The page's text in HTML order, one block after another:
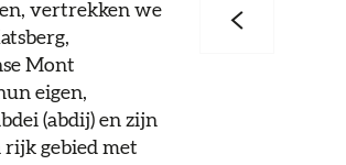
vertrekken we
Mont
eigen,
(abdij) en zijn
rijk gebied met